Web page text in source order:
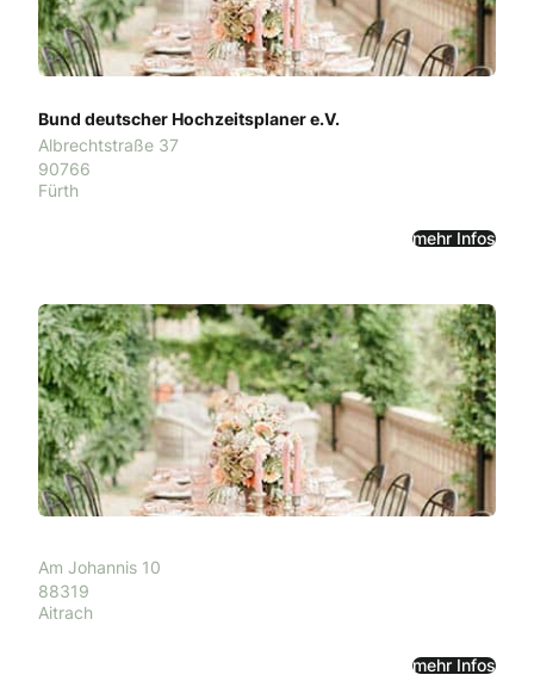
Bund deutscher Hochzeitsplaner e.V.
Albrechtstraße 37
90766
Fürth
mehr Infos
Am Johannis 10
88319
Aitrach
mehr Infos